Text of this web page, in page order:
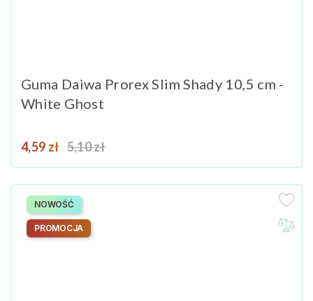
Guma Daiwa Prorex Slim Shady 10,5 cm -
White Ghost
Cena
4,59 zł Cena podstawowa
5,10 zł
NOWOŚĆ
PROMOCJA